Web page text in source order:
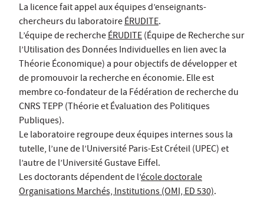
La licence fait appel aux équipes d’enseignants-
chercheurs du laboratoireÉRUDITE.
L’équipe de rechercheÉRUDITE(Équipe de Recherche sur
l’Utilisation des Données Individuelles en lien avec la
Théorie Économique) a pour objectifs de développer et
de promouvoir la recherche en économie. Elle est
membre co-fondateur de la Fédération de recherche du
CNRS TEPP (Théorie et Évaluation des Politiques
Publiques).
Le laboratoire regroupe deux équipes internes sous la
tutelle, l’une de l’Université Paris-Est Créteil (UPEC) et
l’autre de l’Université Gustave Eiffel.
Les doctorants dépendent de l’école doctorale
Organisations Marchés, Institutions (OMI, ED 530).